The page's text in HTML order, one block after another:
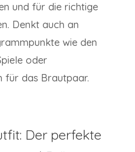
und für die richtige
Denkt auch an
wie den
oder
für das Brautpaar.
Der perfekte